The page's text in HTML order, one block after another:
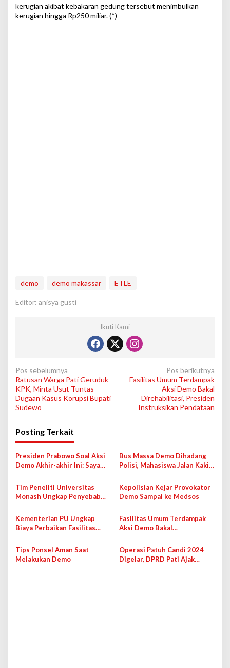
kerugian akibat kebakaran gedung tersebut menimbulkan
kerugian hingga Rp250 miliar. (*)
demo demo makassar ETLE
Editor: anisya gusti
Ikuti Kami
N
a
v
g
a
s
p
o
s
Pos sebelumnya
Ratusan Warga Pati Geruduk
KPK, Minta Usut Tuntas
Dugaan Kasus Korupsi Bupati
Sudewo
Pos berikutnya
Fasilitas Umum Terdampak
Aksi Demo Bakal
Direhabilitasi, Presiden
Instruksikan Pendataan
Posting Terkait
Presiden Prabowo Soal Aksi
Demo Akhir-akhir Ini: Saya
Bus Massa Demo Dihadang
Polisi, Mahasiswa Jalan Kaki
Tim Peneliti Universitas
Monash Ungkap Penyebab
Pihak Asing
Kepolisian Kejar Provokator
Demo Sampai ke Medsos
Kementerian PU Ungkap
Biaya Perbaikan Fasilitas
Rp900 M
Fasilitas Umum Terdampak
Aksi Demo Bakal
Instruksikan Pendataan
Tips Ponsel Aman Saat
Melakukan Demo
Operasi Patuh Candi 2024
Digelar, DPRD Pati Ajak